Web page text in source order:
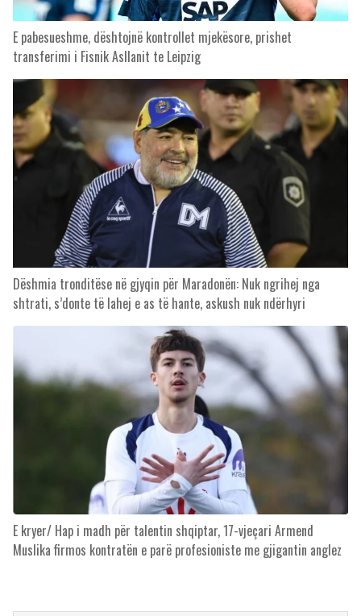
E pabesueshme, dështojnë kontrollet mjekësore, prishet
transferimi i Fisnik Asllanit te Leipzig
Dëshmia tronditëse në gjyqin për Maradonën: Nuk ngrihej nga
shtrati, s’donte të lahej e as të hante, askush nuk ndërhyri
E kryer/ Hap i madh për talentin shqiptar, 17-vjeçari Armend
Muslika firmos kontratën e parë profesioniste me gjigantin anglez